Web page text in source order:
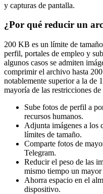
y capturas de pantalla.
¿Por qué reducir un
200 KB es un límite de
perfil, portales de empleo y
algunos casos se admiten
comprimir el archivo hasta
notablemente superior a la de
mayoría de las restricciones de
Sube fotos de perfil a
recursos humanos.
Adjunta imágenes a los
límites de tamaño.
Comparte fotos de
Telegram.
Reducir el peso de las
mismo tiempo un
Ahorra espacio en el
dispositivo.